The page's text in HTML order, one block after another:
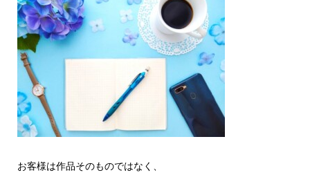
お客様は作品そのものではなく、